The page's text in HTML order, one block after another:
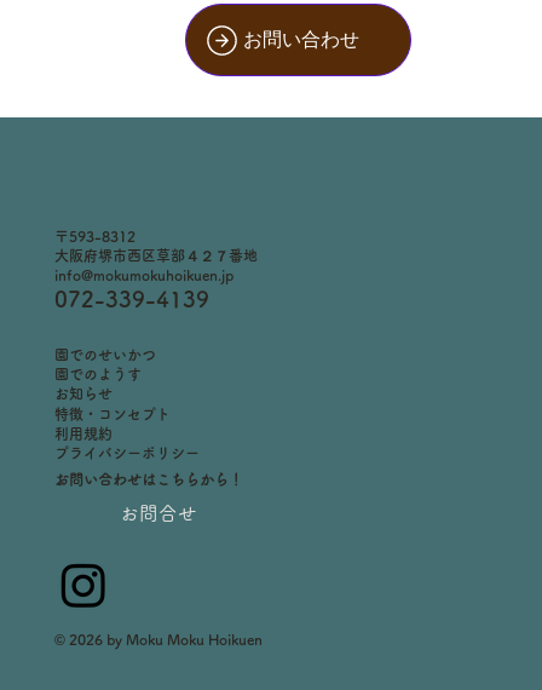
お問い合わせ
​園でのせいかつ
園でのようす
お知らせ
〒593-8312
大阪府堺市西区草部４２７番地
info@mokumokuhoikuen.jp
072-339-4139
特徴・コンセプト
利用規約
プライバシーポリシー
お問い合わせはこちらから！
お問合せ
© 2026 by Moku Moku Hoikuen